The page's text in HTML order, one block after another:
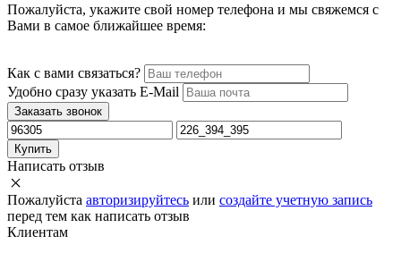
Пожалуйста, укажите свой номер телефона и мы свяжемся с
Вами в самое ближайшее время:
Как с вами связаться?
Удобно сразу указать E-Mail
Заказать звонок
Купить
Написать отзыв
Пожалуйста авторизируйтесь или создайте учетную запись
перед тем как написать отзыв
Клиентам